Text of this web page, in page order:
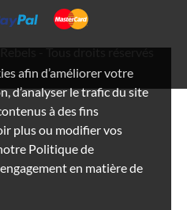
afin d’améliorer votre
d’analyser le trafic du site
à des fins
plus ou modifier vos
Politique de
en matière de
- Tous droits réservés